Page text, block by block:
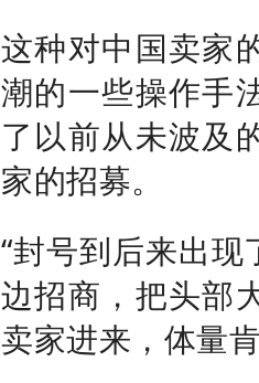
这种对中国卖家
潮的一些操作手
了以前从未波及
家的招募。
“封号到后来出
边招商，把头部
卖家进来，体量